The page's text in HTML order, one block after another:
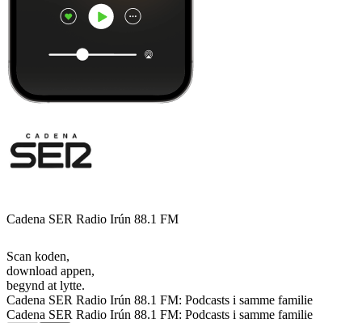
Cadena SER Radio Irún 88.1 FM
Scan koden,
download appen,
begynd at lytte.
Cadena SER Radio Irún 88.1 FM: Podcasts i samme familie
Cadena SER Radio Irún 88.1 FM: Podcasts i samme familie